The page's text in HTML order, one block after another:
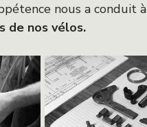
nous a conduit à
de nos vélos.